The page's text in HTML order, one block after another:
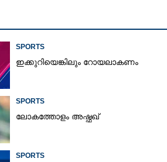
SPORTS
ഇക്കുറിയെങ്കിലും റോയലാകണം
SPORTS
ലോകത്തോളം അഷ്ഫഖ്
SPORTS